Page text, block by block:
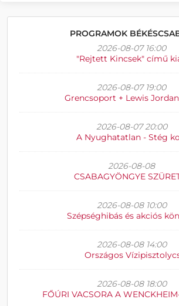
PROGRAMOK
2026-08-07 16:00
"Rejtett Kincsek" című
2026-08-07 19:00
Grencsoport + Lewis
2026-08-07 20:00
A Nyughatatlan - Stég
2026-08-08
CSABAGYÖNGYE
2026-08-08 10:00
Szépséghibás és akciós
2026-08-08 14:00
Országos
2026-08-08 18:00
FŐÚRI VACSORA A